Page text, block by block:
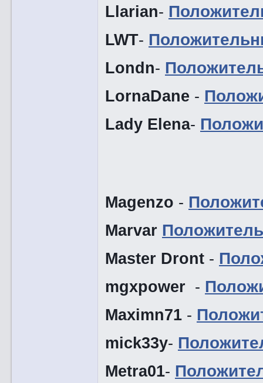
Llarian-
LWT-
Londn-
LornaDane -
Lady Elena-
Magenzo -
Marvar
Master Dront-
mgxpower -
Maximn71 -
mick33y-
Metra01-